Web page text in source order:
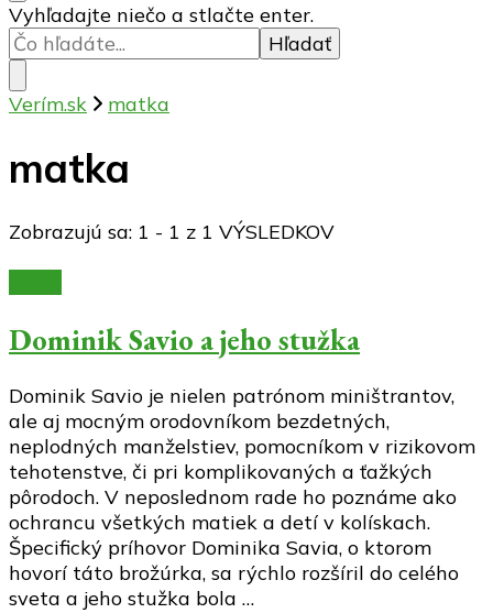
Hľadáte
niečo?
Vyhľadajte niečo a stlačte enter.
Verím.sk matka
matka
Zobrazujú sa: 1 - 1 z 1 VÝSLEDKOV
Dominik Savio a jeho stužka
Dominik Savio je nielen patrónom miništrantov,
ale aj mocným orodovníkom bezdetných,
neplodných manželstiev, pomocníkom v rizikovom
tehotenstve, či pri komplikovaných a ťažkých
pôrodoch. V neposlednom rade ho poznáme ako
ochrancu všetkých matiek a detí v kolískach.
Špecifický príhovor Dominika Savia, o ktorom
hovorí táto brožúrka, sa rýchlo rozšíril do celého
sveta a jeho stužka bola …